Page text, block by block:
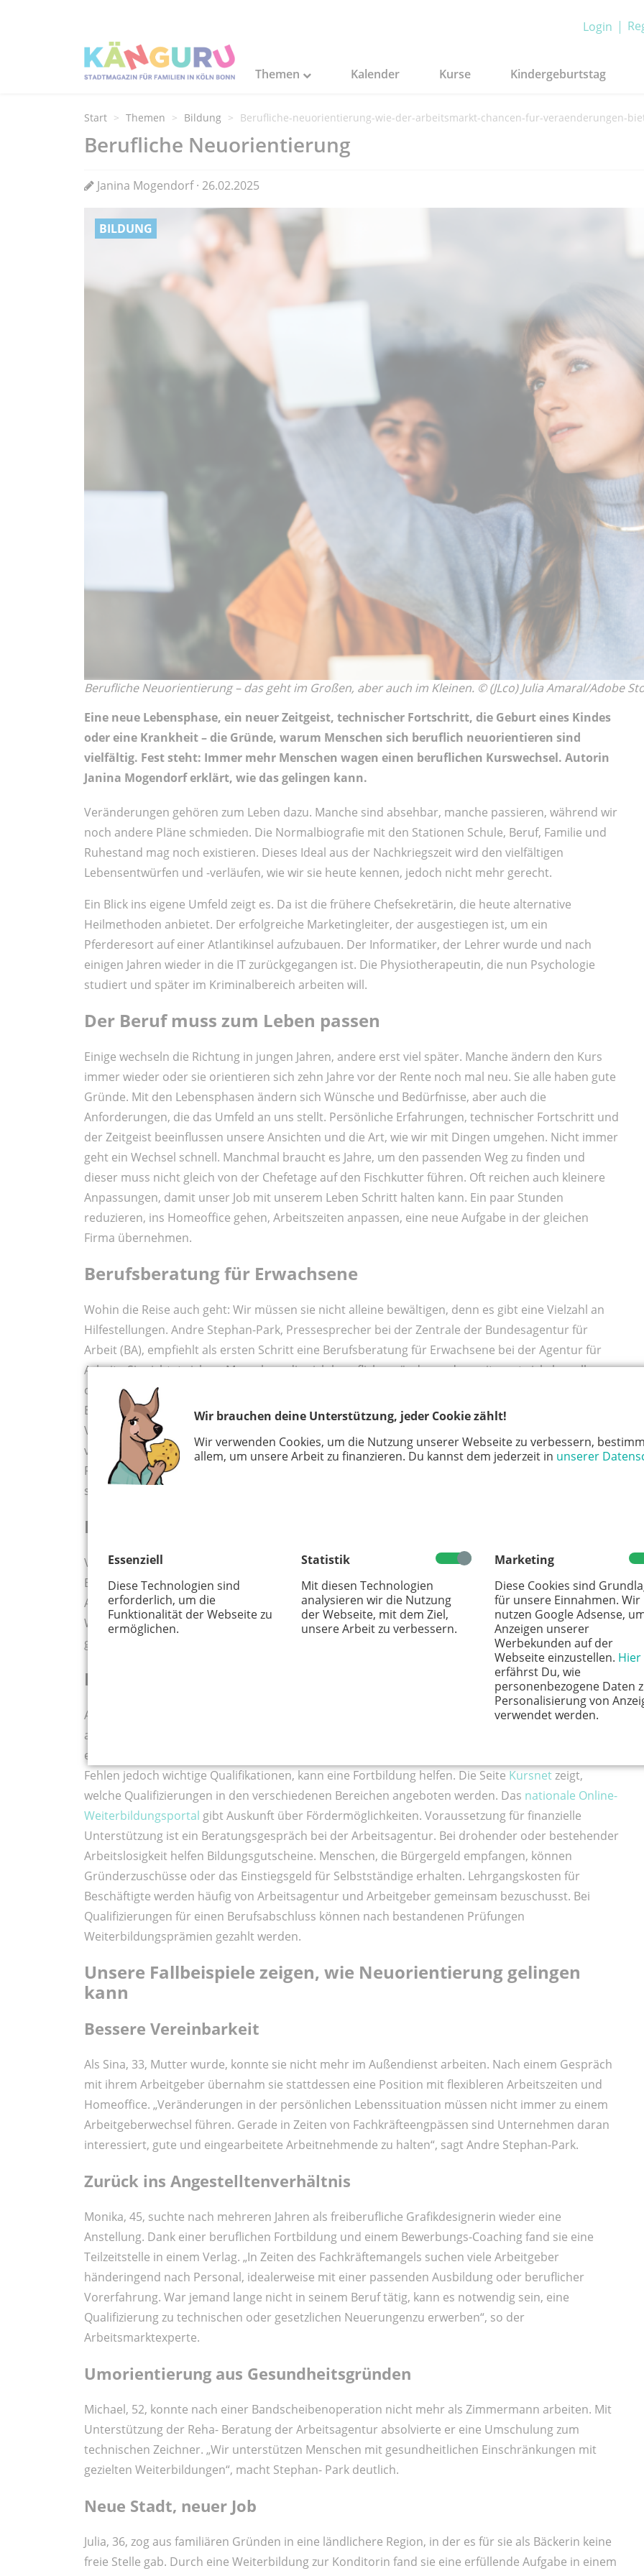
Wir brauchen deine Unterstützung, jeder Cookie zählt!
Wir verwenden Cookies, um die Nutzung unserer Webseite zu verbessern,
allem, um unsere Arbeit zu finanzieren. Du kannst dem jederzeit in unserer
Essenziell
Diese Technologien sind
erforderlich, um die
Funktionalität der Webseite zu
ermöglichen.
Statistik
Mit diesen Technologien
analysieren wir die Nutzung
der Webseite, mit dem Ziel,
unsere Arbeit zu verbessern.
Marketing
Diese Cookies sind
für unsere Einnahmen. Wir
nutzen Google Adsense,
Anzeigen unserer
Werbekunden auf der
Webseite einzustellen. Hier
erfährst Du, wie
personenbezogene Daten
Personalisierung von
verwendet werden.
Login
Themen Kalender Kurse Kindergeburtstag
Start Themen Bildung Berufliche-neuorientierung-wie-der-arbeitsmarkt-chancen-fur-veraenderungen-
Berufliche Neuorientierung
Janina Mogendorf · 26.02.2025
BILDUNG
Berufliche Neuorientierung – das geht im Großen, aber auch im Kleinen. © (JLco) Julia Amaral/Adobe
Eine neue Lebensphase, ein neuer Zeitgeist, technischer Fortschritt, die Geburt eines Kindes
oder eine Krankheit – die Gründe, warum Menschen sich beruflich neuorientieren sind
vielfältig. Fest steht: Immer mehr Menschen wagen einen beruflichen Kurswechsel. Autorin
Janina Mogendorf erklärt, wie das gelingen kann.
Veränderungen gehören zum Leben dazu. Manche sind absehbar, manche passieren, während wir
noch andere Pläne schmieden. Die Normalbiografie mit den Stationen Schule, Beruf, Familie und
Ruhestand mag noch existieren. Dieses Ideal aus der Nachkriegszeit wird den vielfältigen
Lebensentwürfen und -verläufen, wie wir sie heute kennen, jedoch nicht mehr gerecht.
Ein Blick ins eigene Umfeld zeigt es. Da ist die frühere Chefsekretärin, die heute alternative
Heilmethoden anbietet. Der erfolgreiche Marketingleiter, der ausgestiegen ist, um ein
Pferderesort auf einer Atlantikinsel aufzubauen. Der Informatiker, der Lehrer wurde und nach
einigen Jahren wieder in die IT zurückgegangen ist. Die Physiotherapeutin, die nun Psychologie
studiert und später im Kriminalbereich arbeiten will.
Der Beruf muss zum Leben passen
Einige wechseln die Richtung in jungen Jahren, andere erst viel später. Manche ändern den Kurs
immer wieder oder sie orientieren sich zehn Jahre vor der Rente noch mal neu. Sie alle haben gute
Gründe. Mit den Lebensphasen ändern sich Wünsche und Bedürfnisse, aber auch die
Anforderungen, die das Umfeld an uns stellt. Persönliche Erfahrungen, technischer Fortschritt und
der Zeitgeist beeinflussen unsere Ansichten und die Art, wie wir mit Dingen umgehen. Nicht immer
geht ein Wechsel schnell. Manchmal braucht es Jahre, um den passenden Weg zu finden und
dieser muss nicht gleich von der Chefetage auf den Fischkutter führen. Oft reichen auch kleinere
Anpassungen, damit unser Job mit unserem Leben Schritt halten kann. Ein paar Stunden
reduzieren, ins Homeoffice gehen, Arbeitszeiten anpassen, eine neue Aufgabe in der gleichen
Firma übernehmen.
Berufsberatung für Erwachsene
Wohin die Reise auch geht: Wir müssen sie nicht alleine bewältigen, denn es gibt eine Vielzahl an
Hilfestellungen. Andre Stephan-Park, Pressesprecher bei der Zentrale der Bundesagentur für
Arbeit (BA), empfiehlt als ersten Schritt eine Berufsberatung für Erwachsene bei der Agentur für
Arbeit. „Sie richtet sich an Menschen, die sich beruflich verändern oder weiterentwickeln wollen
oder zumindest darüber nachdenken.“ Im Gespräch geht es um individuelle Optionen und
Entwicklungsmöglichkeiten. Auf der Seite Berufenetkann man sich vorab über Tätigkeitsfelder und
Voraussetzungen informieren. „Zwar ist der Arbeitsmarkt derzeit weniger aufnahmefähig als noch
vor einigen Jahren. Dennoch bieten die meisten Branchen weiterhin gute Chancen – besonders für
Fachkräfte“, macht Stephan-Park Mut. Das gilt auch für ältere Arbeitnehmende und vor allem in
sozialen und pädagogischen Berufen wie der Pflege oder im Handwerk.
Der Arbeitsmarkt bietet Chancen für jeden Lebensweg
Veränderungen im Leben erfordern manchmal auch berufliche Anpassungen – ob durch familiäre
Entwicklungen, gesundheitliche Einschränkungen oder den Wunsch nach einer erfüllenden
Aufgabe. Der Arbeitsmarkt ist heute offen und vielfältig und bietet zahlreiche Möglichkeiten zur
Weiterentwicklung. Mit passender Beratung und finanzieller Unterstützung lassen sich neue Wege
gut meistern. Die Arbeitsagentur ist hier eine gute Anlaufstelle.
Fortbildungen ebnen den Weg
Am Anfang stehen eine Bestandsaufnahme der eigenen Fähigkeiten und ein Abgleich mit der
angestrebten Aufgabe. Manchmal ist ein Direkteinstieg in einen verwandten Beruf durchaus
erfolgversprechend. Das Jobportal zeigt passende Stellenausschreibungen in der eigenen Region.
Fehlen jedoch wichtige Qualifikationen, kann eine Fortbildung helfen. Die Seite Kursnetzeigt,
welche Qualifizierungen in den verschiedenen Bereichen angeboten werden. Das nationale Online-
Weiterbildungsportal gibt Auskunft über Fördermöglichkeiten. Voraussetzung für finanzielle
Unterstützung ist ein Beratungsgespräch bei der Arbeitsagentur. Bei drohender oder bestehender
Arbeitslosigkeit helfen Bildungsgutscheine. Menschen, die Bürgergeld empfangen, können
Gründerzuschüsse oder das Einstiegsgeld für Selbstständige erhalten. Lehrgangskosten für
Beschäftigte werden häufig von Arbeitsagentur und Arbeitgeber gemeinsam bezuschusst. Bei
Qualifizierungen für einen Berufsabschluss können nach bestandenen Prüfungen
Weiterbildungsprämien gezahlt werden.
Unsere Fallbeispiele zeigen, wie Neuorientierung gelingen
kann
Bessere Vereinbarkeit
Als Sina, 33, Mutter wurde, konnte sie nicht mehr im Außendienst arbeiten. Nach einem Gespräch
mit ihrem Arbeitgeber übernahm sie stattdessen eine Position mit flexibleren Arbeitszeiten und
Homeoffice. „Veränderungen in der persönlichen Lebenssituation müssen nicht immer zu einem
Arbeitgeberwechsel führen. Gerade in Zeiten von Fachkräfteengpässen sind Unternehmen daran
interessiert, gute und eingearbeitete Arbeitnehmende zu halten“, sagt Andre Stephan-Park.
Zurück ins Angestelltenverhältnis
Monika, 45, suchte nach mehreren Jahren als freiberufliche Grafikdesignerin wieder eine
Anstellung. Dank einer beruflichen Fortbildung und einem Bewerbungs-Coaching fand sie eine
Teilzeitstelle in einem Verlag. „In Zeiten des Fachkräftemangels suchen viele Arbeitgeber
händeringend nach Personal, idealerweise mit einer passenden Ausbildung oder beruflicher
Vorerfahrung. War jemand lange nicht in seinem Beruf tätig, kann es notwendig sein, eine
Qualifizierung zu technischen oder gesetzlichen Neuerungenzu erwerben“, so der
Arbeitsmarktexperte.
Umorientierung aus Gesundheitsgründen
Michael, 52, konnte nach einer Bandscheibenoperation nicht mehr als Zimmermann arbeiten. Mit
Unterstützung der Reha- Beratung der Arbeitsagentur absolvierte er eine Umschulung zum
technischen Zeichner. „Wir unterstützen Menschen mit gesundheitlichen Einschränkungen mit
gezielten Weiterbildungen“, macht Stephan- Park deutlich.
Neue Stadt, neuer Job
Julia, 36, zog aus familiären Gründen in eine ländlichere Region, in der es für sie als Bäckerin keine
freie Stelle gab. Durch eine Weiterbildung zur Konditorin fand sie eine erfüllende Aufgabe in einem